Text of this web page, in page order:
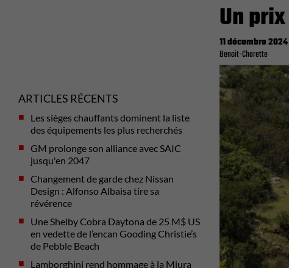
ARTICLES RÉCENTS
Les sièges chauffants dominent la liste
des équipements les plus recherchés
GM prolonge son alliance avec SAIC
jusqu'en 2047
Changement de garde chez Nissan
Design : Alfonso Albaisa tire sa
révérence
Une Shelby Cobra Daytona de 25 M$ US
en vedette de l’encan Gooding Christie’s
de Pebble Beach
Lamborghini rend hommage à la Miura
Un
11 décembre 2024
Benoit-Charette